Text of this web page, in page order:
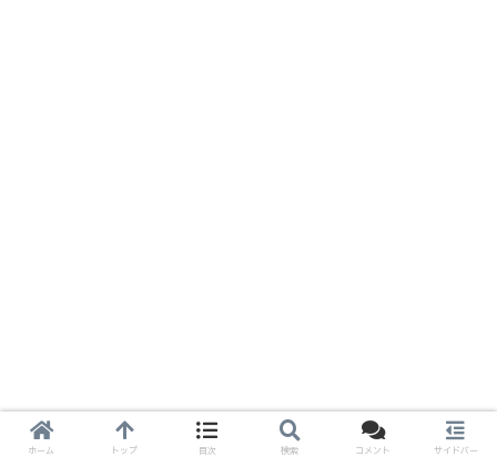
ホーム トップ 目次 検索 コメント サイドバー